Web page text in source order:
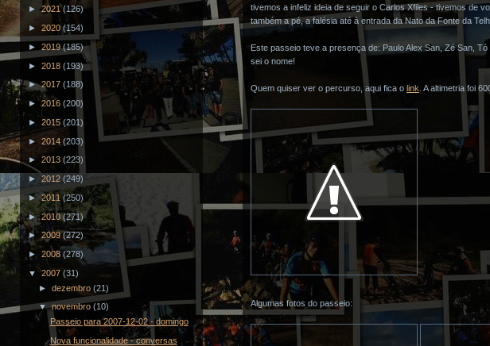
►2021(126)
► 2020(154)
► 2019(185)
► 2018 (193)
►2017 (188)
► 2016 (200)
► 2015 (201)
► 2014 (203)
► 2013 (223)
► 2012 (249)
►2011(250)
►2010 (271)
► 2009(272)
► 2008 (278)
▼2007 (31)
►dezembro(21)
▼novembro(10)
Passeio para 2007-12-02 - domingo
Nova funcionalidade - conversas
tivemos a infeliz ideia de seguir o Carlos Xfiles - tivemos de
também a pé, a falésia até à entrada da Nato da Fonte da
Este passeio teve a presença de: Paulo Alex San, Zé San,
sei o nome!
Quem quiser ver o percurso, aqui fica o link. A altimetria foi
Algumas fotos do passeio: